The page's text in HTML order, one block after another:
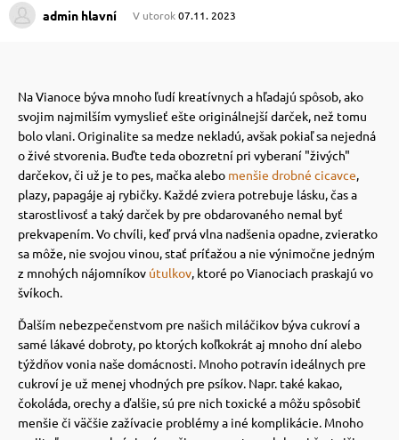
psov
psov
psov
a ohlávky
psov
a pelechy
mačky
mačky
mačky
admin hlavní V utorok07.11. 2023
Na Vianoce býva mnoho ľudí kreatívnych a hľadajú spôsob, ako
svojim najmilším vymyslieť ešte originálnejší darček, než tomu
bolo vlani.Originalite sa medze nekladú, avšak pokiaľ sa nejedná
o živé stvorenia. Buďte teda obozretní pri vyberaní "živých"
darčekov, či už je to pes, mačka alebo menšie drobné cicavce,
plazy, papagáje aj rybičky. Každé zviera potrebuje lásku, čas a
starostlivosť a taký darček by pre obdarovaného nemal byť
prekvapením.Vo chvíli, keď prvá vlna nadšenia opadne, zvieratko
sa môže, nie svojou vinou, stať príťažou a nie výnimočne jedným
z mnohých nájomníkov útulkov, ktoré po Vianociach praskajú vo
švíkoch.
Ďalším nebezpečenstvom pre našich miláčikov býva cukroví a
samé lákavé dobroty, po ktorých koľkokrát aj mnoho dní alebo
týždňov vonia naše domácnosti. Mnoho potravín ideálnych pre
cukroví je už menej vhodných pre psíkov. Napr. také kakao,
čokoláda, orechy a ďalšie, sú pre nich toxické a môžu spôsobiť
menšie či väčšie zažívacie problémy a iné komplikácie. Mnoho